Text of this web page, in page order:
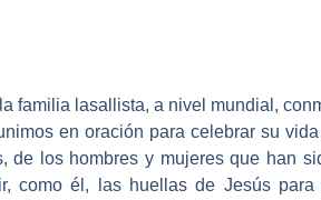
familia lasallista, a nivel mundial,
en oración para celebrar su
de los hombres y mujeres que han
como él, las huellas de Jesús